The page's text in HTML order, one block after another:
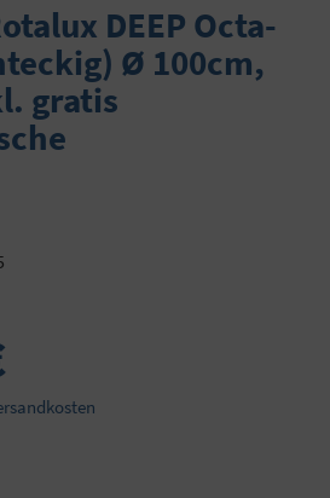
DEEP Octa-
Ø 100cm,
gratis